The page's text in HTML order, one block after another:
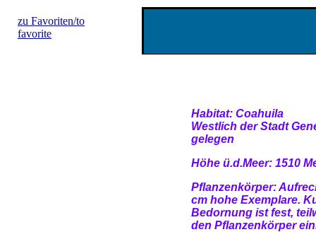
zu Favoriten/to
favorite
Habitat: Coahuila
Westlich der Stadt
gelegen
Höhe ü.d.Meer: 1510
Pflanzenkörper:
cm hohe Exemplare.
Bedornung ist fest,
den Pflanzenkörper